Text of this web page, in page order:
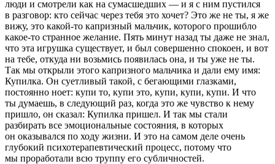
люди и смотрели как на сумасшедших — и я с ним пустился
в разговор: кто сейчас через тебя это хочет? Это же не ты, я же
вижу, это какой-то капризный мальчик, которого прошибло
какое-то странное желание. Пять минут назад ты даже не знал,
что эта игрушка существует, и был совершенно спокоен, и вот
на тебе, откуда ни возьмись появилась она, и ты уже не ты.
Так мы открыли этого капризного мальчика и дали ему имя:
Купилка. Он суетливый такой, с бегающими глазками,
постоянно ноет: купи то, купи это, купи, купи, купи. И что
ты думаешь, в следующий раз, когда это же чувство к нему
пришло, он сказал: Купилка пришел. И так мы стали
разбирать все эмоциональные состояния, в которых
он оказывался по ходу жизни. И это на самом деле очень
глубокий психотерапевтический процесс, потому что
мы проработали всю труппу его субличностей.